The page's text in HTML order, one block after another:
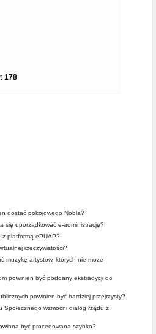
178
dostać pokojowego Nobla?
się uporządkować e-administrację?
z platformą ePUAP?
rzeczywistości?
muzykę artystów, których nie może
powinien być poddany ekstradycji do
powinien być bardziej przejrzysty?
Społecznego wzmocni dialog rządu z
być procedowana szybko?